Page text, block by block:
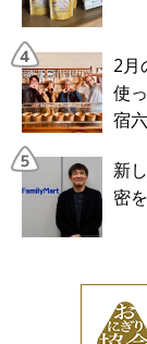
2月
使
宿
新
密